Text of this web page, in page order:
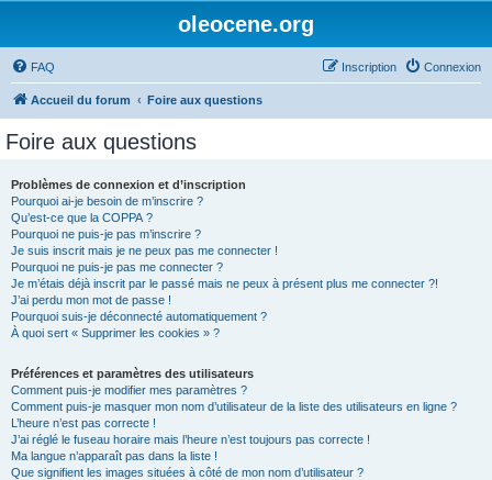
oleocene.org
FAQ Connexion
Inscription
Accueil du forum Foire aux questions
Foire aux questions
Problèmes de connexion et d’inscription
Pourquoi ai-je besoin de m’inscrire ?
Qu’est-ce que la COPPA ?
Pourquoi ne puis-je pas m’inscrire ?
Je suis inscrit mais je ne peux pas me connecter !
Pourquoi ne puis-je pas me connecter ?
Je m’étais déjà inscrit par le passé mais ne peux à présent plus me connecter ?!
J’ai perdu mon mot de passe !
Pourquoi suis-je déconnecté automatiquement ?
À quoi sert « Supprimer les cookies » ?
Préférences et paramètres des utilisateurs
Comment puis-je modifier mes paramètres ?
Comment puis-je masquer mon nom d’utilisateur de la liste des utilisateurs en ligne ?
L’heure n’est pas correcte !
J’ai réglé le fuseau horaire mais l’heure n’est toujours pas correcte !
Ma langue n’apparaît pas dans la liste !
Que signifient les images situées à côté de mon nom d’utilisateur ?